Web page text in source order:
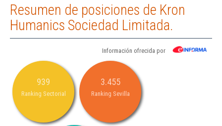
Resumen de posiciones de Kron
Humanics Sociedad Limitada.
Información ofrecida por
939
Ranking Sectorial
3.455
Ranking Sevilla